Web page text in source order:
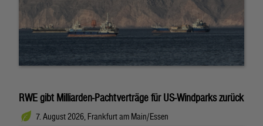
RWE gibt Milliarden-Pachtverträge für US-Windparks zurück
7. August 2026, Frankfurt am Main/Essen